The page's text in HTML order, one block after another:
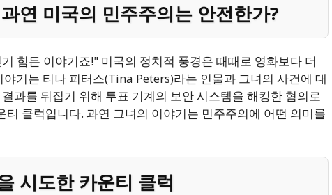
연 미국의 민주주의는 안전한가?
힘든 이야기죠!" 미국의 정치적 풍경은 때때로 영화보다 더
기는 티나 피터스(Tina Peters)라는 인물과 그녀의 사건에 대
과를 뒤집기 위해 투표 기계의 보안 시스템을 해킹한 혐의로
티 클럭입니다. 과연 그녀의 이야기는 민주주의에 어떤 의미를
시도한 카운티 클럭